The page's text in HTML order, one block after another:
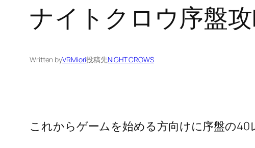
ナイトクロウ序盤
Written byVRMiori投稿先NIGHT CROWS
これからゲームを始める方向けに序盤の